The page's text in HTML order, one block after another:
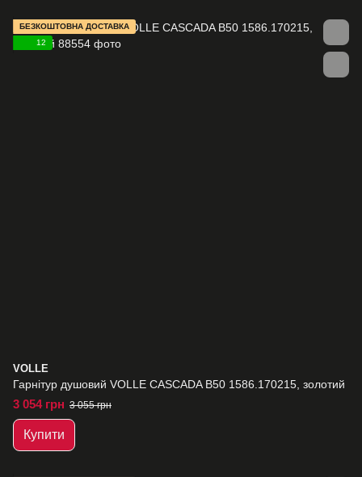
БЕЗКОШТОВНА ДОСТАВКА
12
VOLLE
Гарнітур душовий VOLLE CASCADA B50 1586.170215, золотий
3 054 грн 3 055 грн
Купити